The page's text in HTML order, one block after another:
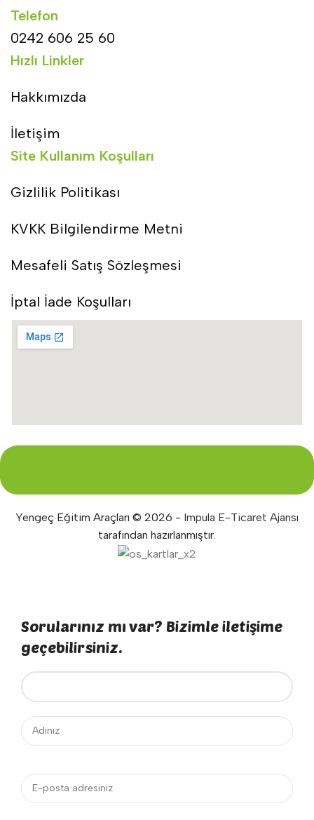
Telefon
0242 606 25 60
Hızlı Linkler
Hakkımızda
İletişim
Site Kullanım Koşulları
Gizlilik Politikası
KVKK Bilgilendirme Metni
Mesafeli Satış Sözleşmesi
İptal İade Koşulları
Yengeç Eğitim Araçları © 2026 - Impula E-Ticaret Ajansı
tarafından hazırlanmıştır.
Sorularınız mı var? Bizimle iletişime
geçebilirsiniz.